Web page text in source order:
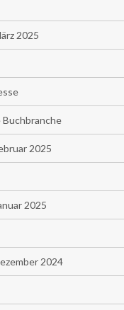
2025
Buchbranche
2025
2025
2024